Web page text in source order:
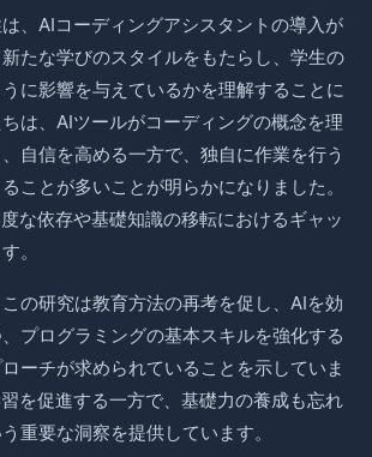
、AIコーディングアシスタントの導入が
たな学びのスタイルをもたらし、学生の
に影響を与えているかを理解することに
は、AIツールがコーディングの概念を理
自信を高める一方で、独自に作業を行う
ことが多いことが明らかになりました。
な依存や基礎知識の移転におけるギャッ
。
の研究は教育方法の再考を促し、AIを効
プログラミングの基本スキルを強化する
ーチが求められていることを示していま
を促進する一方で、基礎力の養成も忘れ
重要な洞察を提供しています。